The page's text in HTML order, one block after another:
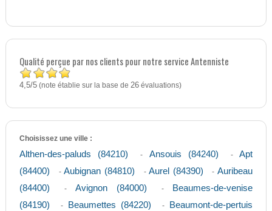
Qualité perçue par nos clients pour notre service Antenniste
4,5/5(note établie sur la base de 26évaluations)
Choisissez une ville :
Althen-des-paluds (84210) - Ansouis (84240) -Apt
(84400)
-Aubignan (84810) -Aurel (84390) -Auribeau
(84400)
- Avignon (84000) -
Beaumes-de-venise
(84190)
- Beaumettes (84220) -
Beaumont-de-pertuis